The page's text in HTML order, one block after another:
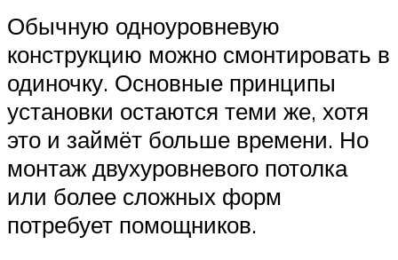
Обычную одноуровневую
конструкцию можно смонтировать в
одиночку. Основные принципы
установки остаются теми же, хотя
это и займёт больше времени. Но
монтаж двухуровневого потолка
или более сложных форм
потребует помощников.